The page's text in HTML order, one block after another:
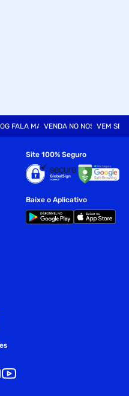
FALA MARTVENDA NO NOSSO SITE
VEM SER
Site 100% Seguro
Baixe o Aplicativo